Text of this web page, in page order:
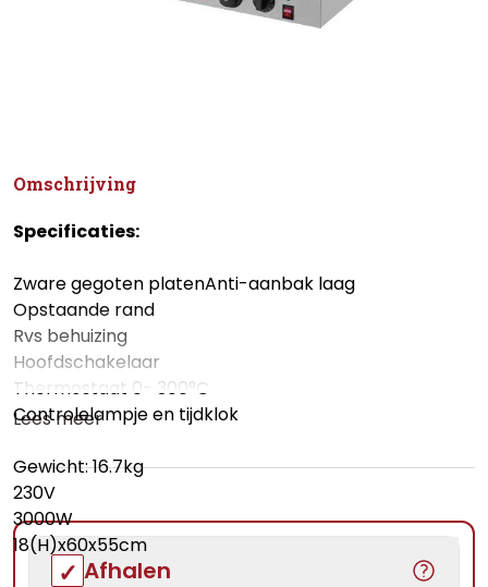
Omschrijving
Specificaties:
Zware gegoten platenAnti-aanbak laag
Opstaande rand
Rvs behuizing
Hoofdschakelaar
Thermostaat 0- 300°C
Controlelampje en tijdklok
Gewicht: 16.7kg
230V
3000W
18(H)x60x55cm
Lees meer
Afhalen